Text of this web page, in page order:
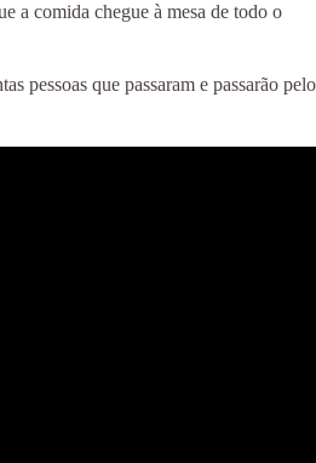
a comida chegue à mesa de todo o
pessoas que passaram e passarão pelo